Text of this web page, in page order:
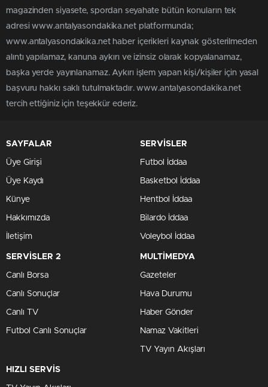
magazinden siyasete, spordan seyahate bütün konuların tek
adresi www.antalyasondakika.net platformunda;
www.antalyasondakika.net haber içerikleri kaynak gösterilmeden
alıntı yapılamaz, kanuna aykırı ve izinsiz olarak kopyalanamaz,
başka yerde yayınlanamaz. Aykırı işlem yapan kişi/kişiler için yasal
başvuru hakkı saklı tutulmaktadır. www.antalyasondakika.net
tercih ettiğiniz için teşekkür ederiz.
SAYFALAR
Üye Girişi
Üye Kaydı
Künye
Hakkımızda
İletişim
SERVİSLER
Futbol İddaa
Basketbol İddaa
Hentbol İddaa
Bilardo İddaa
Voleybol İddaa
SERVİSLER 2
Canlı Borsa
Canlı Sonuçlar
Canlı TV
Futbol Canlı Sonuçlar
MULTİMEDYA
Gazeteler
Hava Durumu
Haber Gönder
Namaz Vakitleri
TV Yayın Akışları
HIZLI SERVİS